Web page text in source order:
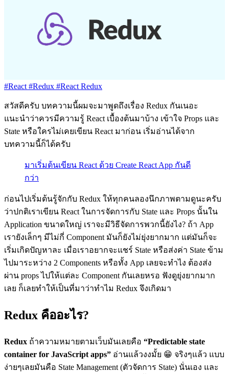
#React #Redux #React Redux
สวัสดีครับ บทความนี้ผมจะมาพูดถึงเรื่อง Redux กันเนอะ
แนะนำว่าควรมีความรู้ React เบื้องต้นมาบ้าง เข้าใจ Props และ
State หรือใครไม่เคยเขียน React มาก่อน เริ่มอ่านได้จาก
บทความนี้ก็ได้ครับ
มาเริ่มต้นเขียน React ด้วย Create React App กันดี
กว่า
ก่อนไปเริ่มต้นรู้จักกับ Redux ให้ทุกคนลองนึกภาพตามดูนะครับ
ว่าปกติเราเขียน React ในการจัดการกับ State และ Props นั้นใน
Application ขนาดใหญ่ เราจะมีวิธีจัดการพวกนี้ยังไง? ถ้า App
เรายังเล็กๆ มีไม่กี่ Component มันก็ยังไม่ยุ่งยากมาก แต่มันก็จะ
เริ่มเกิดปัญหาละ เมื่อเราอยากจะแชร์ State หรือส่งค่า State ข้าม
ไปมาระหว่าง 2 Components หรือทั้ง App เลยจะทำไง ต้องส่ง
ผ่าน props ไปให้แต่ละ Component กันเลยหรอ ฟังดูยุ่งยากมาก
เลย ก็เลยทำให้เป็นที่มาว่าทำไม Redux จึงเกิดมา
Redux คืออะไร?
Redux ถ้าความหมายตามเว็บมันเลยคือ “Predictable state
container for JavaScript apps” อ่านแล้วงงมั้ย 😁 จริงๆแล้ว แบบ
ง่ายๆเลยมันคือ State Management (ตัวจัดการ State) นั่นเอง และ